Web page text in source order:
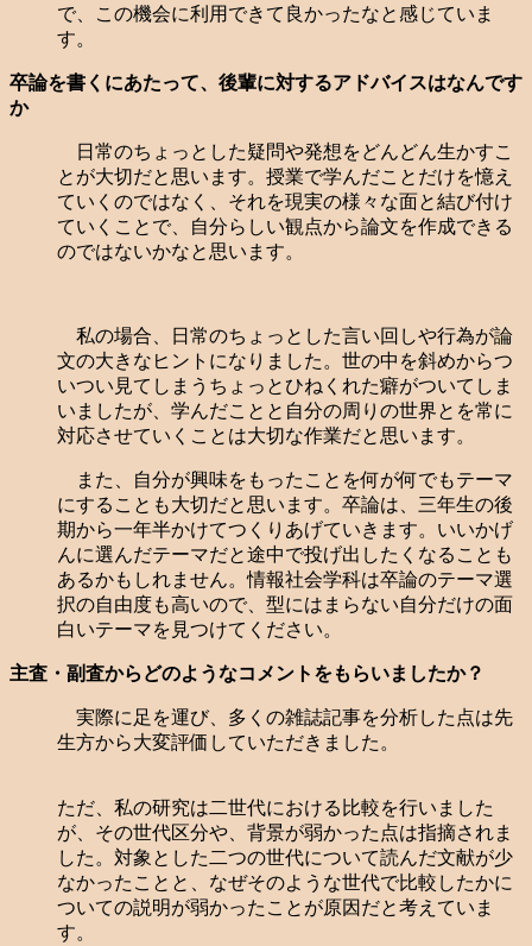
で、この機会に利用できて良かったなと感じていま
す。
卒論を書くにあたって、後輩に対するアドバイスはなんです
か
日常のちょっとした疑問や発想をどんどん生かすこ
とが大切だと思います。授業で学んだことだけを憶え
ていくのではなく、それを現実の様々な面と結び付け
ていくことで、自分らしい観点から論文を作成できる
のではないかなと思います。
私の場合、日常のちょっとした言い回しや行為が論
文の大きなヒントになりました。世の中を斜めからつ
いつい見てしまうちょっとひねくれた癖がついてしま
いましたが、学んだことと自分の周りの世界とを常に
対応させていくことは大切な作業だと思います。
また、自分が興味をもったことを何が何でもテーマ
にすることも大切だと思います。卒論は、三年生の後
期から一年半かけてつくりあげていきます。いいかげ
んに選んだテーマだと途中で投げ出したくなることも
あるかもしれません。情報社会学科は卒論のテーマ選
択の自由度も高いので、型にはまらない自分だけの面
白いテーマを見つけてください。
主査・副査からどのようなコメントをもらいましたか？
実際に足を運び、多くの雑誌記事を分析した点は先
生方から大変評価していただきました。
ただ、私の研究は二世代における比較を行いました
が、その世代区分や、背景が弱かった点は指摘されま
した。対象とした二つの世代について読んだ文献が少
なかったことと、なぜそのような世代で比較したかに
ついての説明が弱かったことが原因だと考えていま
す。